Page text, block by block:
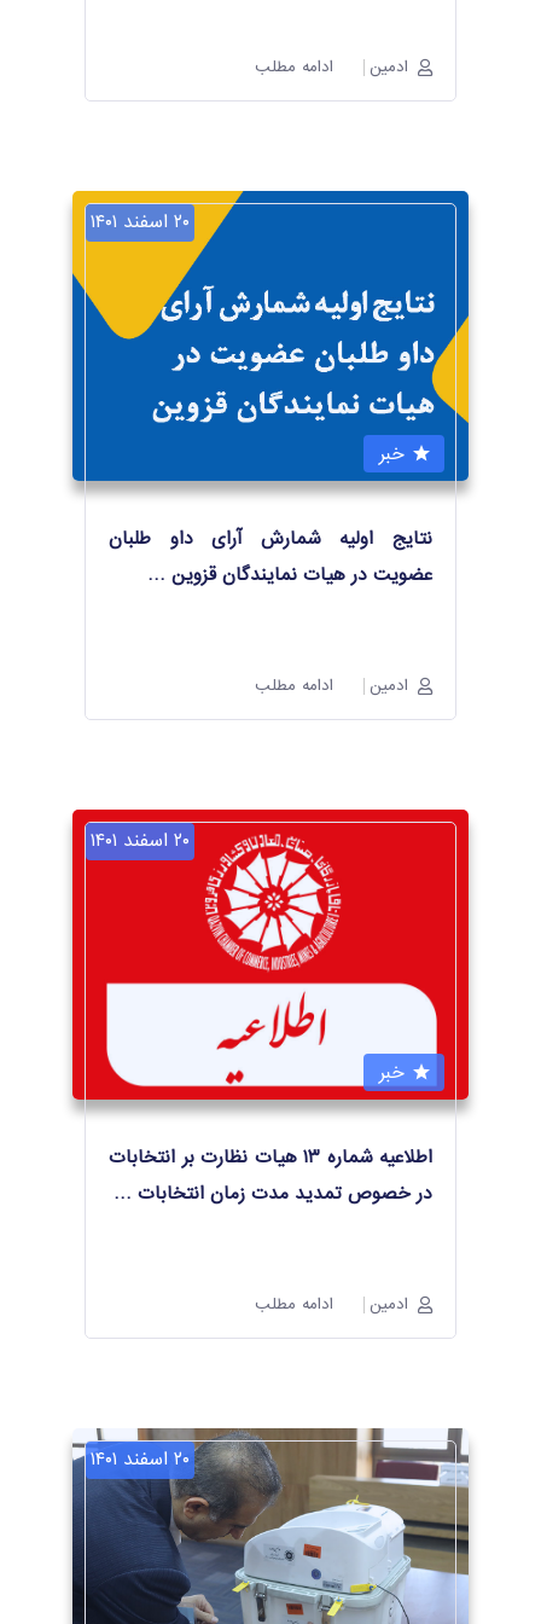
ادمین ادامه مطلب
۲۰ اسفند ۱۴۰۱
خبر
نتایج اولیه شمارش آرای داو طلبان
عضویت در هیات نمایندگان قزوین …
ادمین ادامه مطلب
۲۰ اسفند ۱۴۰۱
خبر
اطلاعیه شماره ۱۳ هیات نظارت بر انتخابات
در خصوص تمدید مدت زمان انتخابات …
ادمین ادامه مطلب
۲۰ اسفند ۱۴۰۱